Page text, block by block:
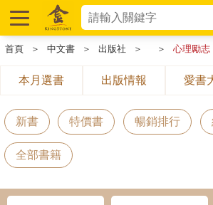
首頁 ＞ 中文書 ＞ 出版社 ＞ ＞ 心理勵志
本月選書 出版情報 愛書
新書 特價書 暢銷排行
全部書籍